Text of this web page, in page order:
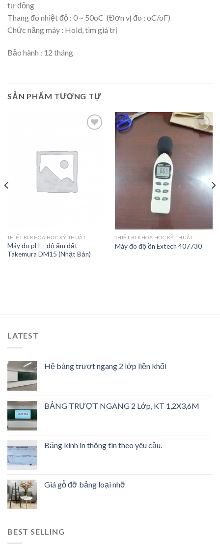
tự động
Thang đo nhiệt độ : 0 ~ 50oC (Đơn vị đo : oC/oF)
Chức năng máy : Hold, tìm giá trị
Bảo hành : 12 tháng
SẢN PHẨM TƯƠNG TỰ
THIẾT BỊ KHOA HỌC KỸ THUẬT
Máy đo pH – độ ẩm đất
Takemura DM15 (Nhật Bản)
Add to
THIẾT BỊ KHOA HỌC KỸ THUẬT
Máy đo độ ồn Extech 407730
LATEST
Hệ bảng trượt ngang 2 lớp liền khối
BẢNG TRƯỢT NGANG 2 Lớp, KT 1,2X3,6M
Bảng kính in thông tin theo yêu cầu.
Giá gỗ đỡ bảng loại nhỡ
BEST SELLING